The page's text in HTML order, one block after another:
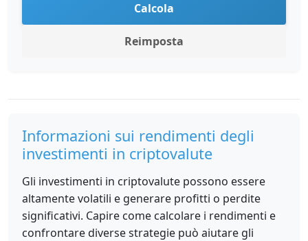
Calcola
Reimposta
Informazioni sui rendimenti degli
investimenti in criptovalute
Gli investimenti in criptovalute possono essere
altamente volatili e generare profitti o perdite
significativi. Capire come calcolare i rendimenti e
confrontare diverse strategie può aiutare gli